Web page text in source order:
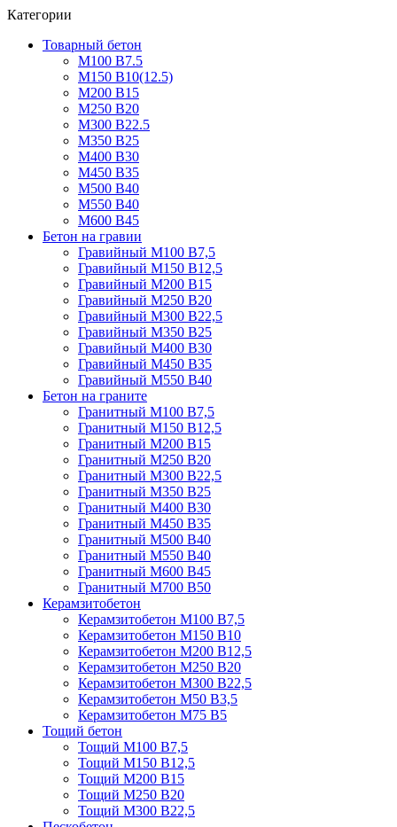
Категории
Товарный бетон
М100 В7.5
М150 В10(12.5)
М200 В15
М250 В20
М300 В22.5
М350 В25
М400 В30
М450 В35
М500 В40
М550 В40
М600 В45
Бетон на гравии
Гравийный М100 В7,5
Гравийный М150 В12,5
Гравийный М200 В15
Гравийный М250 В20
Гравийный М300 В22,5
Гравийный М350 В25
Гравийный М400 В30
Гравийный М450 В35
Гравийный М550 В40
Бетон на граните
Гранитный М100 В7,5
Гранитный М150 В12,5
Гранитный М200 В15
Гранитный М250 В20
Гранитный М300 В22,5
Гранитный М350 В25
Гранитный М400 В30
Гранитный М450 В35
Гранитный М500 В40
Гранитный М550 В40
Гранитный М600 В45
Гранитный М700 В50
Керамзитобетон
Керамзитобетон М100 В7,5
Керамзитобетон М150 В10
Керамзитобетон М200 В12,5
Керамзитобетон М250 В20
Керамзитобетон М300 В22,5
Керамзитобетон М50 В3,5
Керамзитобетон М75 В5
Тощий бетон
Тощий М100 В7,5
Тощий М150 В12,5
Тощий М200 В15
Тощий М250 В20
Тощий М300 В22,5